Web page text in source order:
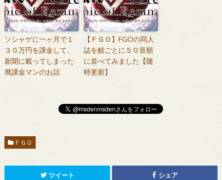
ソシャゲに一ヶ月で１
３０万円を課金して、
新聞に載ってしまった
廃課金マンのお話
【ＦＧＯ】FGOの同人
誌を鯖ごとに５０音順
に並べてみました【随
時更新】
ＦＧＯ
ツイート シェア